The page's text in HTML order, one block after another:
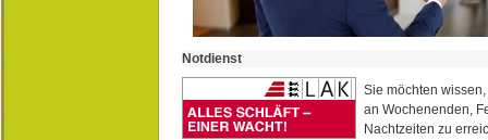
Notdienst
Sie möchten
an Wochenenden,
Nachtzeiten zu